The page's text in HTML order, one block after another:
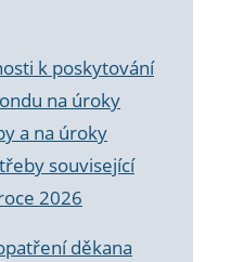
k poskytování
na úroky
a na úroky
související
2026
děkana